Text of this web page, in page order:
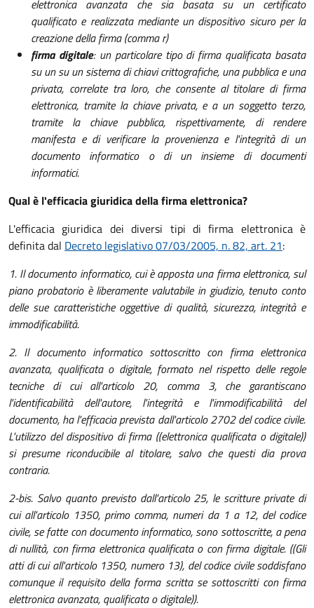
elettronica avanzata che sia basata su un certificato
qualificato e realizzata mediante un dispositivo sicuro per la
creazione della firma (comma r)
firma digitale: un particolare tipo di firma qualificata basata
su un su un sistema di chiavi crittografiche, una pubblica e una
privata, correlate tra loro, che consente al titolare di firma
elettronica, tramite la chiave privata, e a un soggetto terzo,
tramite la chiave pubblica, rispettivamente, di rendere
manifesta e di verificare la provenienza e l'integrità di un
documento informatico o di un insieme di documenti
informatici.
Qual è l'efficacia giuridica della firma elettronica?
L'efficacia giuridica dei diversi tipi di firma elettronica è
definita dal Decreto legislativo 07/03/2005, n. 82, art. 21:
1. Il documento informatico, cui è apposta una firma elettronica, sul
piano probatorio è liberamente valutabile in giudizio, tenuto conto
delle sue caratteristiche oggettive di qualità, sicurezza, integrità e
immodificabilità.
2. Il documento informatico sottoscritto con firma elettronica
avanzata, qualificata o digitale, formato nel rispetto delle regole
tecniche di cui all'articolo 20, comma 3, che garantiscano
l'identificabilità dell'autore, l'integrità e l'immodificabilità del
documento, ha l'efficacia prevista dall'articolo 2702 del codice civile.
L'utilizzo del dispositivo di firma ((elettronica qualificata o digitale))
si presume riconducibile al titolare, salvo che questi dia prova
contraria.
2-bis. Salvo quanto previsto dall'articolo 25, le scritture private di
cui all'articolo 1350, primo comma, numeri da 1 a 12, del codice
civile, se fatte con documento informatico, sono sottoscritte, a pena
di nullità, con firma elettronica qualificata o con firma digitale. ((Gli
atti di cui all'articolo 1350, numero 13), del codice civile soddisfano
comunque il requisito della forma scritta se sottoscritti con firma
elettronica avanzata, qualificata o digitale)).